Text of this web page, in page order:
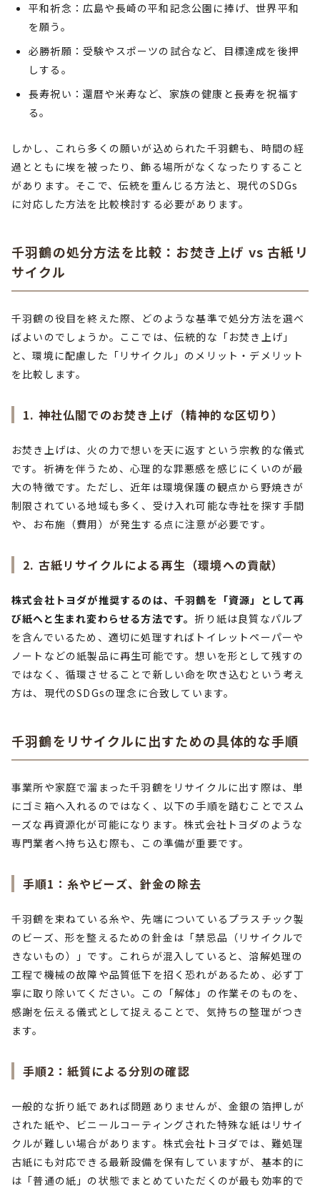
平和祈念：広島や長崎の平和記念公園に捧げ、世界平和
を願う。
必勝祈願：受験やスポーツの試合など、目標達成を後押
しする。
長寿祝い：還暦や米寿など、家族の健康と長寿を祝福す
る。
しかし、これら多くの願いが込められた千羽鶴も、時間の経
過とともに埃を被ったり、飾る場所がなくなったりすること
があります。そこで、伝統を重んじる方法と、現代のSDGs
に対応した方法を比較検討する必要があります。
千羽鶴の処分方法を比較：お焚き上げ vs 古紙リ
サイクル
千羽鶴の役目を終えた際、どのような基準で処分方法を選べ
ばよいのでしょうか。ここでは、伝統的な「お焚き上げ」
と、環境に配慮した「リサイクル」のメリット・デメリット
を比較します。
1. 神社仏閣でのお焚き上げ（精神的な区切り）
お焚き上げは、火の力で想いを天に返すという宗教的な儀式
です。祈祷を伴うため、心理的な罪悪感を感じにくいのが最
大の特徴です。ただし、近年は環境保護の観点から野焼きが
制限されている地域も多く、受け入れ可能な寺社を探す手間
や、お布施（費用）が発生する点に注意が必要です。
2. 古紙リサイクルによる再生（環境への貢献）
株式会社トヨダが推奨するのは、千羽鶴を「資源」として再
び紙へと生まれ変わらせる方法です。 折り紙は良質なパルプ
を含んでいるため、適切に処理すればトイレットペーパーや
ノートなどの紙製品に再生可能です。想いを形として残すの
ではなく、循環させることで新しい命を吹き込むという考え
方は、現代のSDGsの理念に合致しています。
千羽鶴をリサイクルに出すための具体的な手順
事業所や家庭で溜まった千羽鶴をリサイクルに出す際は、単
にゴミ箱へ入れるのではなく、以下の手順を踏むことでスム
ーズな再資源化が可能になります。株式会社トヨダのような
専門業者へ持ち込む際も、この準備が重要です。
手順1：糸やビーズ、針金の除去
千羽鶴を束ねている糸や、先端についているプラスチック製
のビーズ、形を整えるための針金は「禁忌品（リサイクルで
きないもの）」です。これらが混入していると、溶解処理の
工程で機械の故障や品質低下を招く恐れがあるため、必ず丁
寧に取り除いてください。この「解体」の作業そのものを、
感謝を伝える儀式として捉えることで、気持ちの整理がつき
ます。
手順2：紙質による分別の確認
一般的な折り紙であれば問題ありませんが、金銀の箔押しが
された紙や、ビニールコーティングされた特殊な紙はリサイ
クルが難しい場合があります。株式会社トヨダでは、難処理
古紙にも対応できる最新設備を保有していますが、基本的に
は「普通の紙」の状態でまとめていただくのが最も効率的で